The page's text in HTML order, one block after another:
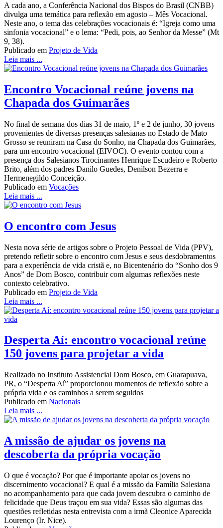
A cada ano, a Conferência Nacional dos Bispos do Brasil (CNBB)
divulga uma temática para reflexão em agosto – Mês Vocacional.
Neste ano, o tema das celebrações vocacionais é: “Igreja como uma
sinfonia vocacional” e o lema: “Pedi, pois, ao Senhor da Messe” (Mt
9, 38).
Publicado em Projeto de Vida
Leia mais ...
Encontro Vocacional reúne jovens na
Chapada dos Guimarães
No final de semana dos dias 31 de maio, 1º e 2 de junho, 30 jovens
provenientes de diversas presenças salesianas no Estado de Mato
Grosso se reuniram na Casa do Sonho, na Chapada dos Guimarães,
para um encontro vocacional (EIVOC). O evento contou com a
presença dos Salesianos Tirocinantes Henrique Escudeiro e Roberto
Brito, além dos padres Danilo Guedes, Denilson Bezerra e
Hermenegildo Conceição.
Publicado em Vocações
Leia mais ...
O encontro com Jesus
Nesta nova série de artigos sobre o Projeto Pessoal de Vida (PPV),
pretendo refletir sobre o encontro com Jesus e seus desdobramentos
para a experiência de vida cristã e, no Bicentenário do “Sonho dos 9
Anos” de Dom Bosco, contribuir com algumas reflexões neste
contexto celebrativo.
Publicado em Projeto de Vida
Leia mais ...
Desperta Aí: encontro vocacional reúne
150 jovens para projetar a vida
Realizado no Instituto Assistencial Dom Bosco, em Guarapuava,
PR, o “Desperta Aí” proporcionou momentos de reflexão sobre a
própria vida e os caminhos a serem seguidos
Publicado em Nacionais
Leia mais ...
A missão de ajudar os jovens na
descoberta da própria vocação
O que é vocação? Por que é importante apoiar os jovens no
discernimento vocacional? E qual é a missão da Família Salesiana
no acompanhamento para que cada jovem descubra o caminho de
felicidade que Deus traçou em sua vida? Essas são algumas das
questões refletidas nesta entrevista com a irmã Cleonice Aparecida
Lourenço (Ir. Nice).